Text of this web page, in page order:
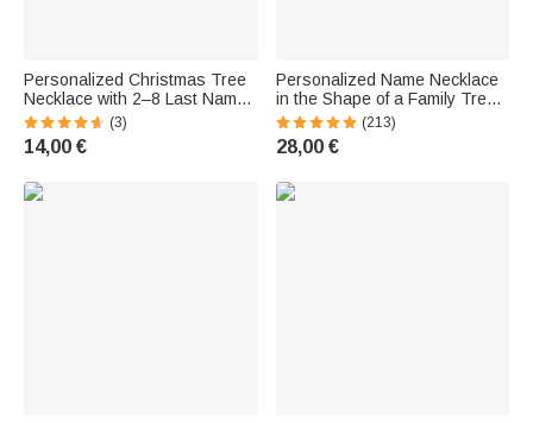
Personalized Christmas Tree
Necklace with 2–8 Last Names
— Delicate Jewelry — Birthday
and Christmas Gift for Family,
Grandmother, and Women
(3)
14,00 €
Personalized Name Necklace
in the Shape of a Family Tree
—A Symbol of Family—
Birthday and Mother's Day Gift
for Mom or Grandma
(213)
28,00 €